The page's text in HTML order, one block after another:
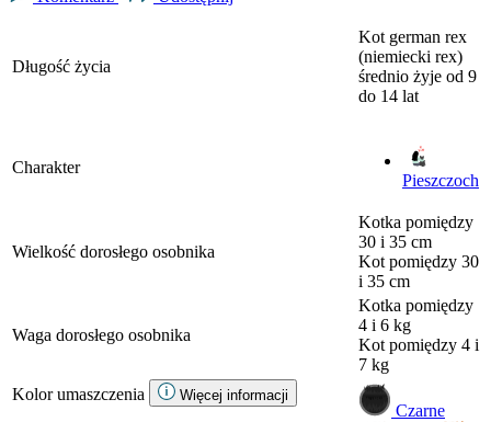
Długość życia
Kot german rex
(niemiecki rex)
średnio żyje od 9
do 14 lat
Charakter
Pieszczoch
Wielkość dorosłego osobnika
Kotka pomiędzy
30 i 35 cm
Kot pomiędzy 30
i 35 cm
Waga dorosłego osobnika
Kotka pomiędzy
4 i 6 kg
Kot pomiędzy 4 i
7 kg
Kolor umaszczenia
Więcej informacji
Czarne